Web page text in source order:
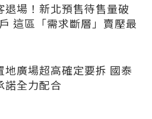
退場！新北預售待售量破
這區「需求斷層」賣壓最
地廣場超高確定要拆 國泰
諾全力配合